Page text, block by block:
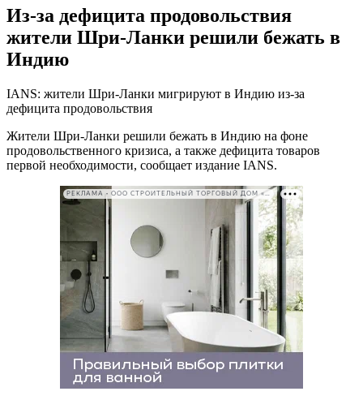
Из-за дефицита продовольствия
жители Шри-Ланки решили бежать в
Индию
IANS: жители Шри-Ланки мигрируют в Индию из-за
дефицита продовольствия
Жители Шри-Ланки решили бежать в Индию на фоне
продовольственного кризиса, а также дефицита товаров
первой необходимости, сообщает издание IANS.
РЕКЛАМА • ООО СТРОИТЕЛЬНЫЙ ТОРГОВЫЙ ДОМ «ПЕТРОВИЧ». ИНН: 7802348846